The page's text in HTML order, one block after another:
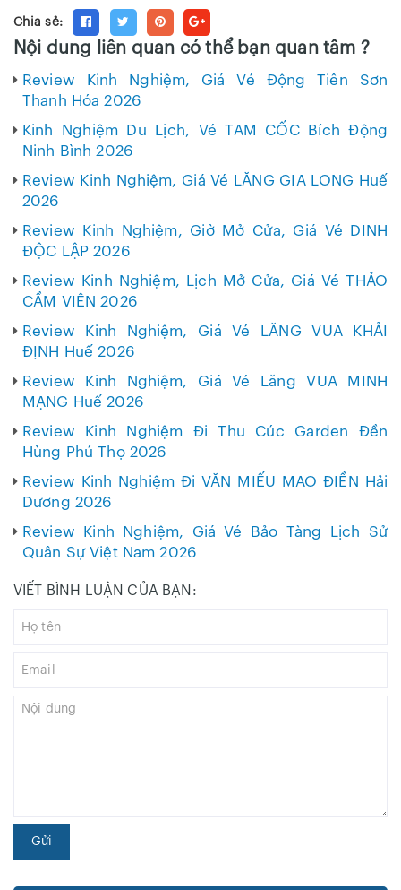
Chia sẻ:
Nội dung liên quan có thể bạn quan tâm ?
Review Kinh Nghiệm, Giá Vé Động Tiên Sơn
Thanh Hóa 2026
Kinh Nghiệm Du Lịch, Vé TAM CỐC Bích Động
Ninh Bình 2026
Review Kinh Nghiệm, Giá Vé LĂNG GIA LONG Huế
2026
Review Kinh Nghiệm, Giờ Mở Cửa, Giá Vé DINH
ĐỘC LẬP 2026
Review Kinh Nghiệm, Lịch Mở Cửa, Giá Vé THẢO
CẦM VIÊN 2026
Review Kinh Nghiệm, Giá Vé LĂNG VUA KHẢI
ĐỊNH Huế 2026
Review Kinh Nghiệm, Giá Vé Lăng VUA MINH
MẠNG Huế 2026
Review Kinh Nghiệm Đi Thu Cúc Garden Đền
Hùng Phú Thọ 2026
Review Kinh Nghiệm Đi VĂN MIẾU MAO ĐIỀN Hải
Dương 2026
Review Kinh Nghiệm, Giá Vé Bảo Tàng Lịch Sử
Quân Sự Việt Nam 2026
VIẾT BÌNH LUẬN CỦA BẠN:
Gửi